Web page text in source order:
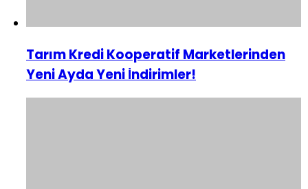
Tarım Kredi Kooperatif Marketlerinden
Yeni Ayda Yeni İndirimler!